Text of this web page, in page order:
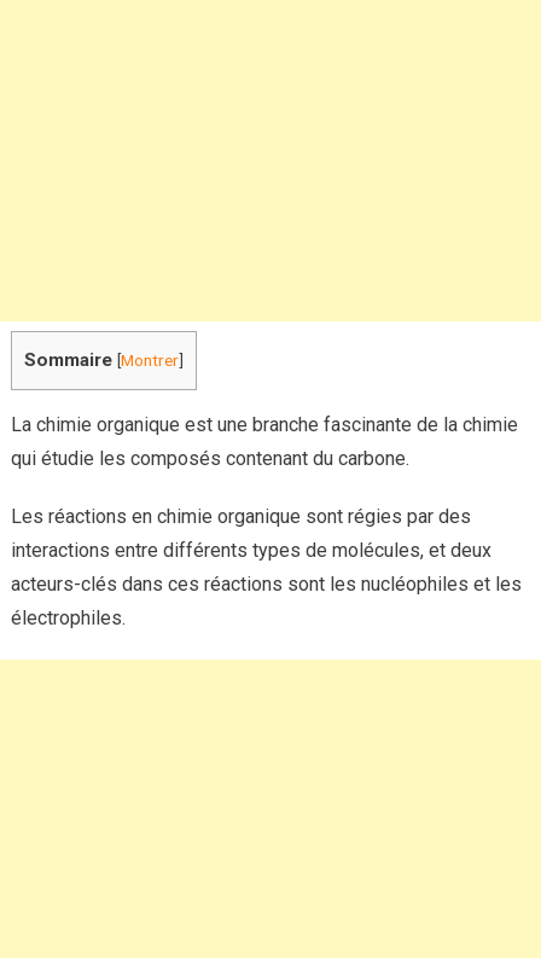
Sommaire [Montrer]
La chimie organique est une branche fascinante de la chimie
qui étudie les composés contenant du carbone.
Les réactions en chimie organique sont régies par des
interactions entre différents types de molécules, et deux
acteurs-clés dans ces réactions sont les nucléophiles et les
électrophiles.